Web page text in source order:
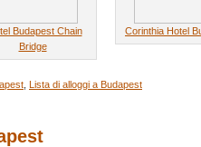
Budapest Chain
Bridge
Corinthia Hotel
Lista di alloggi a Budapest